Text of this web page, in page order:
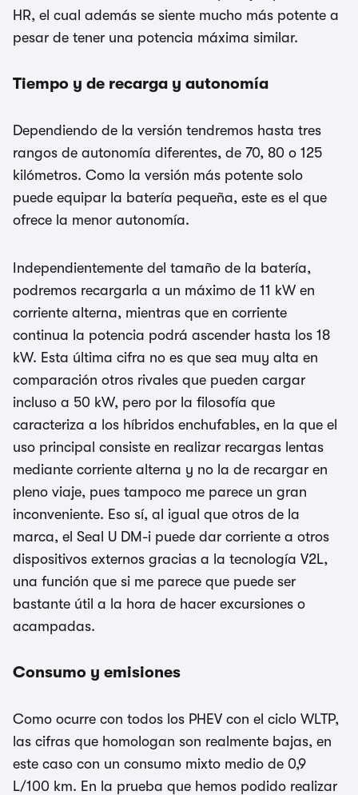
HR, el cual además se siente mucho más potente a
pesar de tener una potencia máxima similar.
Tiempo y de recarga y autonomía
Dependiendo de la versión tendremos hasta tres
rangos de autonomía diferentes, de 70, 80 o 125
kilómetros. Como la versión más potente solo
puede equipar la batería pequeña, este es el que
ofrece la menor autonomía.
Independientemente del tamaño de la batería,
podremos recargarla a un máximo de 11 kW en
corriente alterna, mientras que en corriente
continua la potencia podrá ascender hasta los 18
kW. Esta última cifra no es que sea muy alta en
comparación otros rivales que pueden cargar
incluso a 50 kW, pero por la filosofía que
caracteriza a los híbridos enchufables, en la que el
uso principal consiste en realizar recargas lentas
mediante corriente alterna y no la de recargar en
pleno viaje, pues tampoco me parece un gran
inconveniente. Eso sí, al igual que otros de la
marca, el Seal U DM-i puede dar corriente a otros
dispositivos externos gracias a la tecnología V2L,
una función que si me parece que puede ser
bastante útil a la hora de hacer excursiones o
acampadas.
Consumo y emisiones
Como ocurre con todos los PHEV con el ciclo WLTP,
las cifras que homologan son realmente bajas, en
este caso con un consumo mixto medio de 0,9
L/100 km. En la prueba que hemos podido realizar